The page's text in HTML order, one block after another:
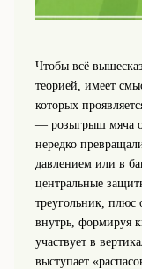
Чтобы всё
теорией, имеет
которых
— розыгрыш мяча
нередко
давлением или в
центральные
треугольник, плюс
внутрь, формируя
участвует в
выступает